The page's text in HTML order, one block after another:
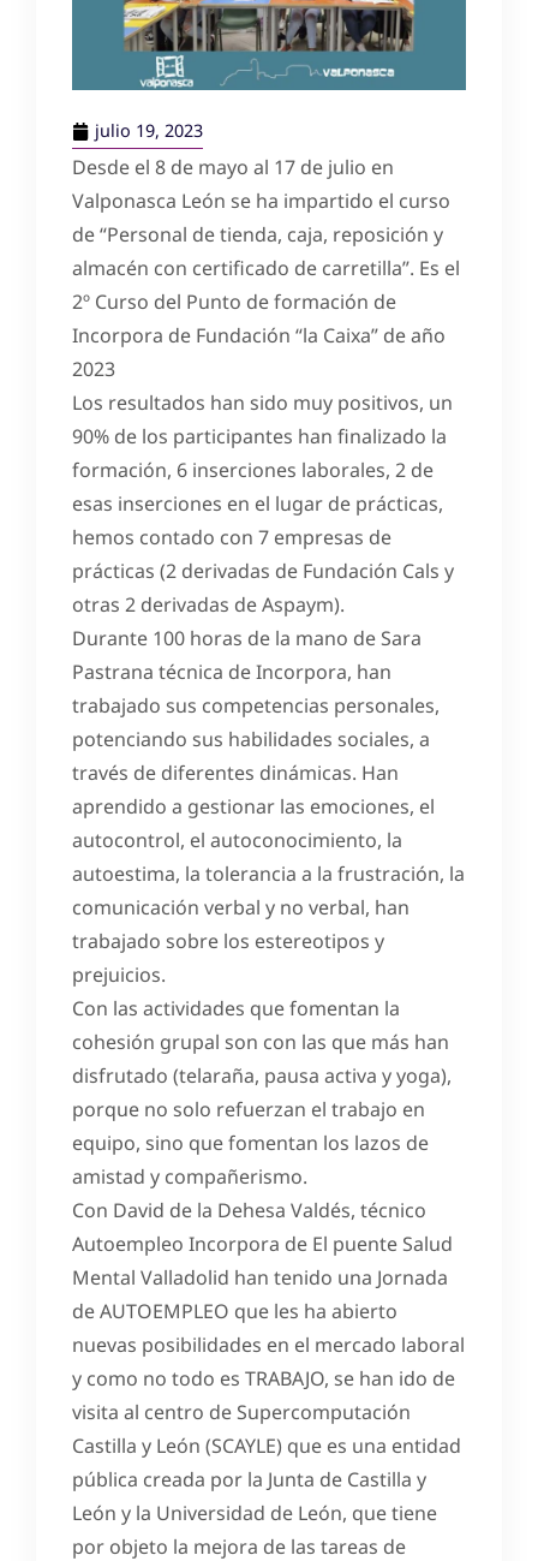
julio 19, 2023
Desde el 8 de mayo al 17 de julio en
Valponasca León se ha impartido el curso
de “Personal de tienda, caja, reposición y
almacén con certificado de carretilla”. Es el
2º Curso del Punto de formación de
Incorpora de Fundación “la Caixa” de año
2023
Los resultados han sido muy positivos, un
90% de los participantes han finalizado la
formación, 6 inserciones laborales, 2 de
esas inserciones en el lugar de prácticas,
hemos contado con 7 empresas de
prácticas (2 derivadas de Fundación Cals y
otras 2 derivadas de Aspaym).
Durante 100 horas de la mano de Sara
Pastrana técnica de Incorpora, han
trabajado sus competencias personales,
potenciando sus habilidades sociales, a
través de diferentes dinámicas. Han
aprendido a gestionar las emociones, el
autocontrol, el autoconocimiento, la
autoestima, la tolerancia a la frustración, la
comunicación verbal y no verbal, han
trabajado sobre los estereotipos y
prejuicios.
Con las actividades que fomentan la
cohesión grupal son con las que más han
disfrutado (telaraña, pausa activa y yoga),
porque no solo refuerzan el trabajo en
equipo, sino que fomentan los lazos de
amistad y compañerismo.
Con David de la Dehesa Valdés, técnico
Autoempleo Incorpora de El puente Salud
Mental Valladolid han tenido una Jornada
de AUTOEMPLEO que les ha abierto
nuevas posibilidades en el mercado laboral
y como no todo es TRABAJO, se han ido de
visita al centro de Supercomputación
Castilla y León (SCAYLE) que es una entidad
pública creada por la Junta de Castilla y
León y la Universidad de León, que tiene
por objeto la mejora de las tareas de